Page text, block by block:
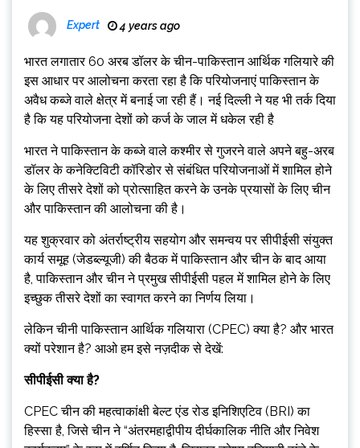
Expert 4 years ago
भारत लगातार 60 अरब डॉलर के चीन-पाकिस्तान आर्थिक गलियारे की
इस आधार पर आलोचना करता रहा है कि परियोजनाएं पाकिस्तान के
अवैध कब्जे वाले क्षेत्र में बनाई जा रही हैं। नई दिल्ली ने यह भी तर्क दिया
है कि यह परियोजना देशों को कर्ज के जाल में धकेल रही है
भारत ने पाकिस्तान के कब्जे वाले कश्मीर से गुजरने वाले अपने बहु-अरब
डॉलर के कनेक्टिविटी कॉरिडोर से संबंधित परियोजनाओं में शामिल होने
के लिए तीसरे देशों को प्रोत्साहित करने के उनके प्रयासों के लिए चीन
और पाकिस्तान की आलोचना की है।
यह शुक्रवार को अंतर्राष्ट्रीय सहयोग और समन्वय पर सीपीईसी संयुक्त
कार्य समूह (जेडब्ल्यूजी) की बैठक में पाकिस्तान और चीन के बाद आया
है, पाकिस्तान और चीन ने प्रमुख सीपीईसी पहल में शामिल होने के लिए
इच्छुक तीसरे देशों का स्वागत करने का निर्णय लिया।
लेकिन चीनी पाकिस्तान आर्थिक गलियारा (CPEC) क्या है? और भारत
क्यों परेशान है? आओ हम इसे नज़दीक से देखें:
सीपीईसी क्या है?
CPEC चीन की महत्वाकांक्षी बेल्ट एंड रोड इनिशिएटिव (BRI) का
हिस्सा है, जिसे चीन ने “अंतरमहाद्वीपीय दीर्घकालिक नीति और निवेश